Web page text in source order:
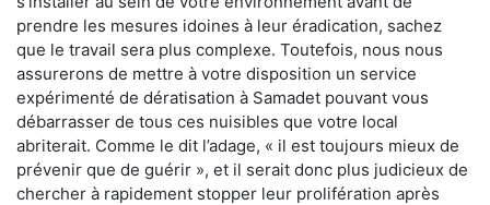
prendre les mesures idoines à leur éradication, sachez
que le travail sera plus complexe. Toutefois, nous nous
assurerons de mettre à votre disposition un service
expérimenté de dératisation à Samadet pouvant vous
débarrasser de tous ces nuisibles que votre local
abriterait. Comme le dit l’adage, « il est toujours mieux de
prévenir que de guérir », et il serait donc plus judicieux de
chercher à rapidement stopper leur prolifération après